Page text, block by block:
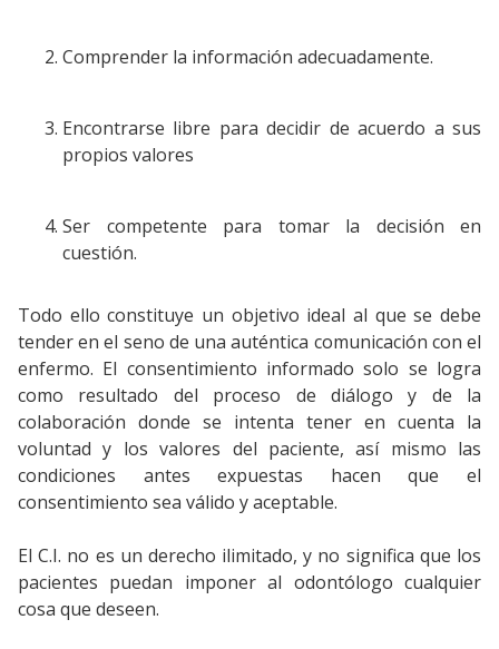
Comprender la información adecuadamente.
Encontrarse libre para decidir de acuerdo a sus
propios valores
Ser competente para tomar la decisión en
cuestión.
Todo ello constituye un objetivo ideal al que se debe
tender en el seno de una auténtica comunicación con el
enfermo. El consentimiento informado solo se logra
como resultado del proceso de diálogo y de la
colaboración donde se intenta tener en cuenta la
voluntad y los valores del paciente, así mismo las
condiciones antes expuestas hacen que el
consentimiento sea válido y aceptable.
El C.I. no es un derecho ilimitado, y no significa que los
pacientes puedan imponer al odontólogo cualquier
cosa que deseen.